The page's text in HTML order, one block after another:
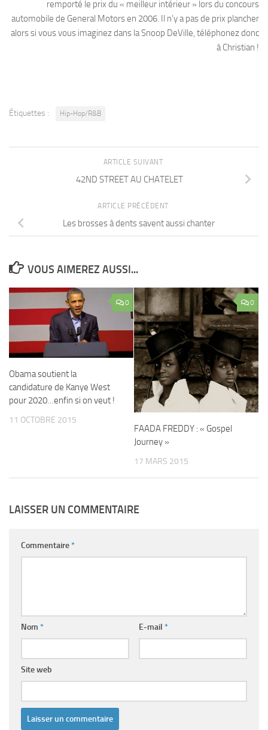
remporté le prix du « meilleur intérieur » lors du concours
automobile de General Motors en 2006. Il n’y a pas de prix plancher
alors si vous vous imaginez dans la Snoop DeVille, téléphonez donc
à Christian !
Étiquettes : Hip-Hop/R&B
ARTICLE SUIVANT
42ND STREET AU CHATELET
ARTICLE PRÉCÉDENT
Les brosses à dents savent aussi chanter
VOUS AIMEREZ AUSSI...
0
Obama soutient la
candidature de Kanye West
pour 2020…enfin si on veut !
11 OCTOBRE 2015
0
FAADA FREDDY : « Gospel
Journey »
17 MARS 2015
LAISSER UN COMMENTAIRE
Commentaire*
Nom * E-mail *
Site web